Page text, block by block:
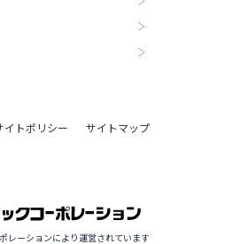
イトポリシー サイトマップ
レーションにより運営されています